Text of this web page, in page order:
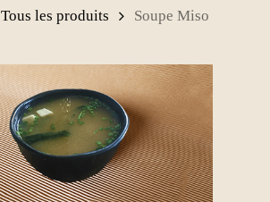
Tous les produits
Soupe Miso